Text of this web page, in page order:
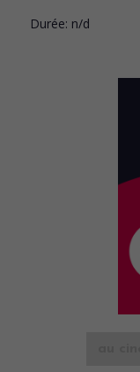
Durée: n/d